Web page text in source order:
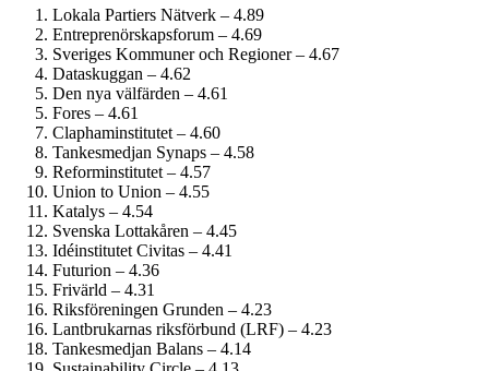
Lokala Partiers Nätverk – 4.89
Entreprenörskaps­forum – 4.69
Sveriges Kommuner och Regioner – 4.67
Dataskuggan – 4.62
Den nya välfärden – 4.61
Fores – 4.61
Clapham­institutet – 4.60
Tankesmedjan Synaps – 4.58
Reform­institutet – 4.57
Union to Union – 4.55
Katalys – 4.54
Svenska Lottakåren – 4.45
Idéinstitutet Civitas – 4.41
Futurion – 4.36
Frivärld – 4.31
Riksföreningen Grunden – 4.23
Lantbrukarnas riksförbund (LRF) – 4.23
Tankesmedjan Balans – 4.14